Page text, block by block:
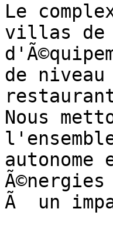
Le
villas de
de
Nous
Ã  un